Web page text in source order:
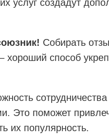
услуг создадут
Собирать
хороший способ
Это поможет
их популярность.